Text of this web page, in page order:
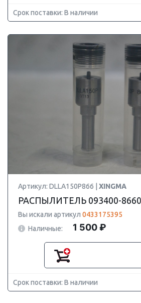
Срок поставки: В наличии
Артикул: DLLA150P866 | XINGMA
РАСПЫЛИТЕЛЬ 093400-8660
Вы искали артикул 0433175395
Наличные:
1 500 ₽
Срок поставки: В наличии